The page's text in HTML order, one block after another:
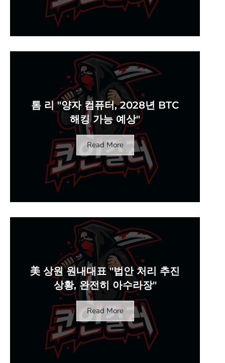
톰 리 "양자 컴퓨터, 2028년 BTC
해킹 가능 예상"
Read More
美 상원 원내대표 "법안 처리 추진
상황, 완전히 아수라장"
Read More